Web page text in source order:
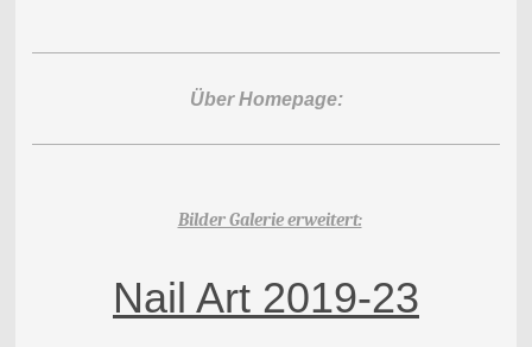
Über Homepage:
Bilder Galerie erweitert:
Nail Art 2019-23